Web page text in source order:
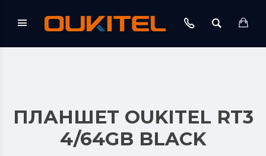
ПЛАНШЕТ OUKITEL RT3
4/64GB BLACK